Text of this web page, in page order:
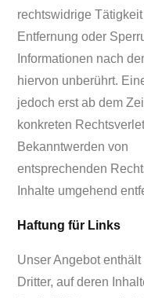
rechtswidrige
Entfernung oder
Informationen nach
hiervon unberührt.
jedoch erst ab dem
konkreten
Bekanntwerden von
entsprechenden
Inhalte umgehend
Haftung für Links
Unser Angebot
Dritter, auf deren